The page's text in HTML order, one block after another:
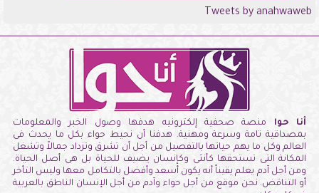
Tweets by anahwaweb
أنا حوا منصة صحفية إلكترونيه هدفها وصول الخبر والمعلومات
بمصداقية تامة وسرعة ومهنية. هدفنا أن نحيط حواء بكل ما يحدث فى
العالم وكل ما يهم حياتها بالتفصيل من أجل أن تشرق وتزداد جمالاً وتشغل
المكانة التى تستحقها كأنثى وكإنسان يضيف للحياة بل هى أصل الحياة.
ومن أجل آدم يعلم يقيناً أنه يكون أسعد وأفضل بالتكامل معها وليس التأخر
أو التناقض. نحن موقع من أجل حواء وآدم من أجل الإنسان الناطق بالعربية